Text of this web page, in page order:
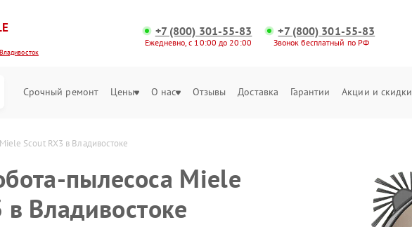
Владивосток
+7 (800) 301-55-83
Ежедневно, с 10:00 до 20:00
+7 (800) 301-55-83
Звонок бесплатный по РФ
Срочный ремонт Цены О нас Отзывы Доставка Гарантии Акции и скидки
Scout RX3 в Владивостоке
пылесоса Miele
в Владивостоке